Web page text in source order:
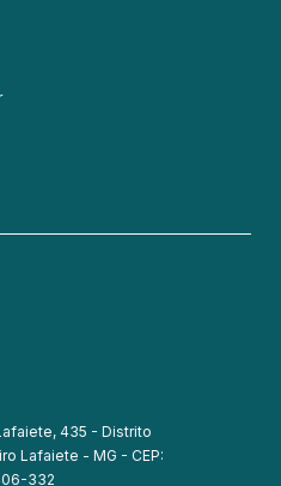
435 - Distrito
Lafaiete - MG - CEP:
332